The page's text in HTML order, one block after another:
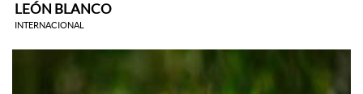
LEÓN BLANCO
INTERNACIONAL